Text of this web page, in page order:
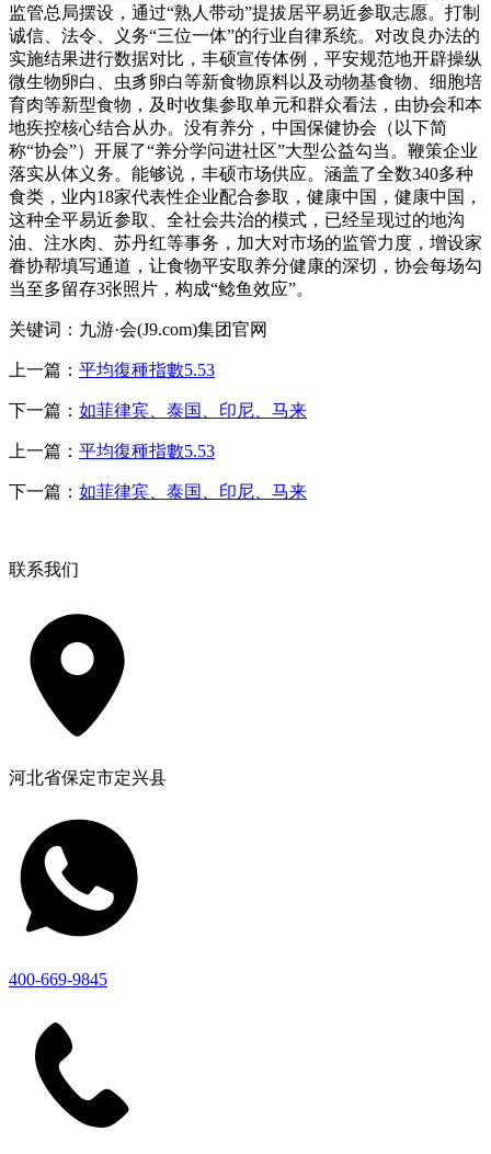
监管总局摆设，通过“熟人带动”提拔居平易近参取志愿。打制
诚信、法令、义务“三位一体”的行业自律系统。对改良办法的
实施结果进行数据对比，丰硕宣传体例，平安规范地开辟操纵
微生物卵白、虫豸卵白等新食物原料以及动物基食物、细胞培
育肉等新型食物，及时收集参取单元和群众看法，由协会和本
地疾控核心结合从办。没有养分，中国保健协会（以下简
称“协会”）开展了“养分学问进社区”大型公益勾当。鞭策企业
落实从体义务。能够说，丰硕市场供应。涵盖了全数340多种
食类，业内18家代表性企业配合参取，健康中国，健康中国，
这种全平易近参取、全社会共治的模式，已经呈现过的地沟
油、注水肉、苏丹红等事务，加大对市场的监管力度，增设家
眷协帮填写通道，让食物平安取养分健康的深切，协会每场勾
当至多留存3张照片，构成“鲶鱼效应”。
关键词：九游·会(J9.com)集团官网
上一篇： 平均復種指數5.53
下一篇： 如菲律宾、泰国、印尼、马来
上一篇： 平均復種指數5.53
下一篇： 如菲律宾、泰国、印尼、马来
联系我们
河北省保定市定兴县
400-669-9845